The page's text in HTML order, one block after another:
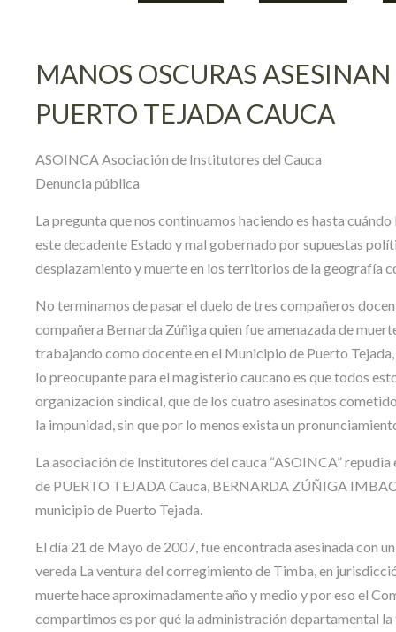
MANOS OSCURAS
PUERTO TEJADA CAUCA
ASOINCA Asociación de Institutores del Cauca
Denuncia pública
La pregunta que nos continuamos haciendo es hasta
este decadente Estado y mal gobernado por supuestas
desplazamiento y muerte en los territorios de la geografía
No terminamos de pasar el duelo de tres compañeros
compañera Bernarda Zúñiga quien fue amenazada de
trabajando como docente en el Municipio de Puerto
lo preocupante para el magisterio caucano es que todos
organización sindical, que de los cuatro asesinatos
la impunidad, sin que por lo menos exista un
La asociación de Institutores del cauca “ASOINCA”
de PUERTO TEJADA Cauca, BERNARDA ZÚÑIGA
municipio de Puerto Tejada.
El día 21 de Mayo de 2007, fue encontrada asesinada con
vereda La ventura del corregimiento de Timba, en
muerte hace aproximadamente año y medio y por eso el
compartimos es por qué la administración departamental